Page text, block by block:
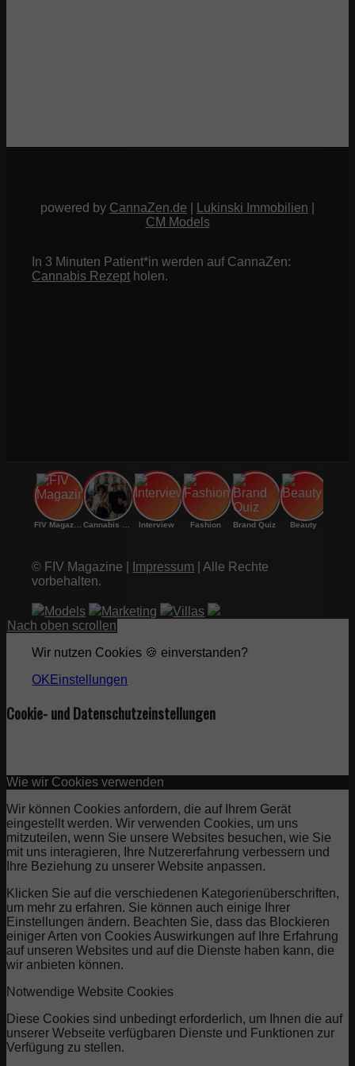
powered by CannaZen.de Lukinski Immobilien
CM Models
In 3 Minuten Patient*in werden auf CannaZen:
Cannabis Rezept holen.
Interview Fashion Brand Quiz Beauty
© FIV Magazine | Impressum | Alle Rechte
vorbehalten.
Models Marketing
Villas
Nach oben scrollen
Wir nutzen Cookies 🍪 einverstanden?
OK Einstellungen
Cookie- und Datenschutzeinstellungen
Wie wir Cookies verwenden
Wir können Cookies anfordern, die auf Ihrem Gerät
eingestellt werden. Wir verwenden Cookies, um uns
mitzuteilen, wenn Sie unsere Websites besuchen, wie Sie
mit uns interagieren, Ihre Nutzererfahrung verbessern und
Ihre Beziehung zu unserer Website anpassen.
Klicken Sie auf die verschiedenen Kategorienüberschriften,
um mehr zu erfahren. Sie können auch einige Ihrer
Einstellungen ändern. Beachten Sie, dass das Blockieren
einiger Arten von Cookies Auswirkungen auf Ihre Erfahrung
auf unseren Websites und auf die Dienste haben kann, die
wir anbieten können.
Notwendige Website Cookies
Diese Cookies sind unbedingt erforderlich, um Ihnen die auf
unserer Webseite verfügbaren Dienste und Funktionen zur
Verfügung zu stellen.